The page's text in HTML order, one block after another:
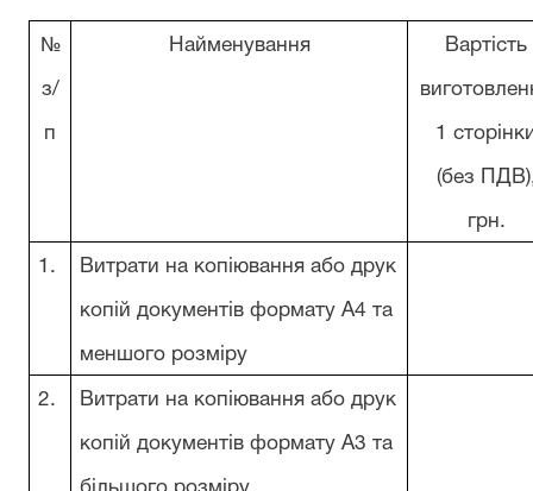
№
з/
п
Найменування Вартість
1
(без
грн.
1. Витрати на копіювання або друк
копій документів формату А4 та
меншого розміру
2. Витрати на копіювання або друк
копій документів формату А3 та